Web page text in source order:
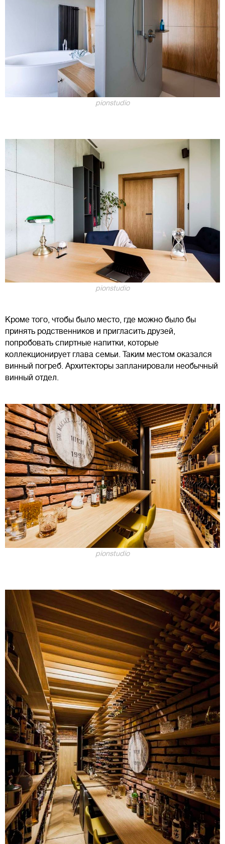
pionstudio
pionstudio
Кроме того, чтобы было место, где можно было бы
принять родственников и пригласить друзей,
попробовать спиртные напитки, которые
коллекционирует глава семьи. Таким местом оказался
винный погреб. Архитекторы запланировали необычный
винный отдел.
pionstudio